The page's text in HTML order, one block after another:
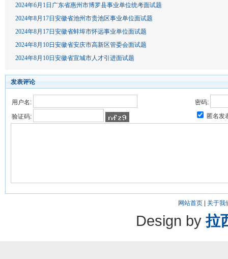
2024年6月1日广东省惠州市博罗县事业单位统考面试题
2024年8月17日安徽省池州市贵池区事业单位面试题
2024年8月17日安徽省蚌埠市怀远事业单位面试题
2024年8月10日安徽省安庆市高新区管委会面试题
2024年8月10日安徽省宣城市人才引进面试题
发表评论
用户名:
密码:
验证码:
匿名发
网站首页| 关于我
Design by拉